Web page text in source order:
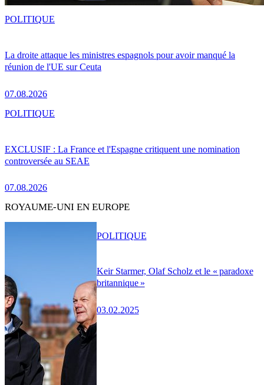
La droite attaque les ministres espagnols pour avoir manqué la
réunion de l'UE sur Ceuta
07.08.2026
POLITIQUE
EXCLUSIF : La France et l'Espagne critiquent une nomination
controversée au SEAE
07.08.2026
POLITIQUE
ROYAUME-UNI EN EUROPE
Keir Starmer, Olaf Scholz et le « paradoxe
britannique »
03.02.2025
POLITIQUE